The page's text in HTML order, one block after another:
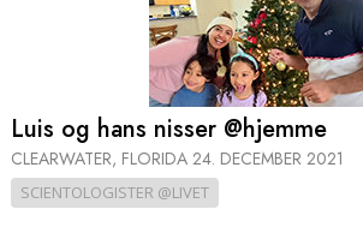
Luis og hans nisser @hjemme
CLEARWATER, FLORIDA 24. DECEMBER 2021
SCIENTOLOGISTER @LIVET